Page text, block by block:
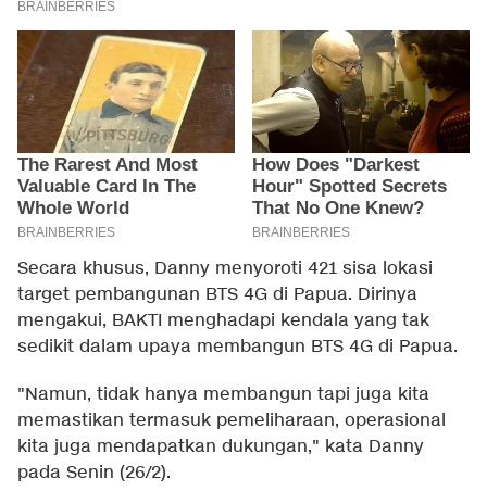
Secara khusus, Danny menyoroti 421 sisa lokasi
target pembangunan BTS 4G di Papua. Dirinya
mengakui, BAKTI menghadapi kendala yang tak
sedikit dalam upaya membangun BTS 4G di Papua.
"Namun, tidak hanya membangun tapi juga kita
memastikan termasuk pemeliharaan, operasional
kita juga mendapatkan dukungan," kata Danny
pada Senin (26/2).